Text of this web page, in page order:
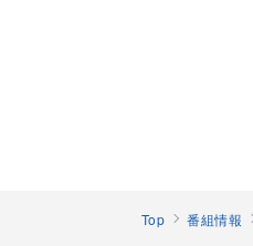
Top 番組情報